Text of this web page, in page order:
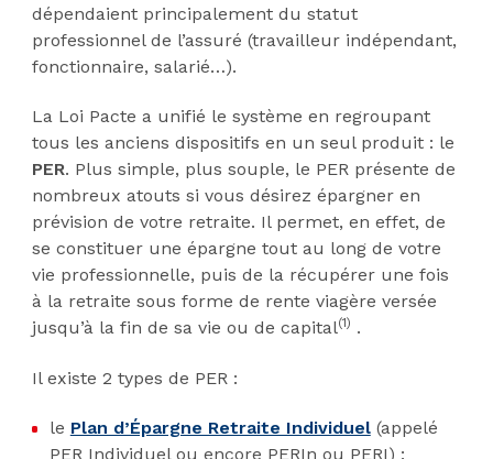
dépendaient principalement du statut
professionnel de l’assuré (travailleur indépendant,
fonctionnaire, salarié…).
La Loi Pacte a unifié le système en regroupant
tous les anciens dispositifs en un seul produit : le
PER. Plus simple, plus souple, le PER présente de
nombreux atouts si vous désirez épargner en
prévision de votre retraite. Il permet, en effet, de
se constituer une épargne tout au long de votre
vie professionnelle, puis de la récupérer une fois
à la retraite sous forme de rente viagère versée
jusqu’à la fin de sa vie ou de capital(1) .
Il existe 2 types de PER :
le Plan d’Épargne Retraite Individuel(appelé
PER Individuel ou encore PERIn ou PERI) :